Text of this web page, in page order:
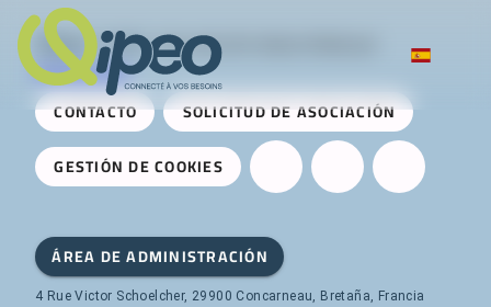
Qipeo © 2025 -Una solución desarrollada por
AireServices
CONTACTO
SOLICITUD DE ASOCIACIÓN
GESTIÓN DE COOKIES
ÁREA DE ADMINISTRACIÓN
4 Rue Victor Schoelcher, 29900 Concarneau, Bretaña, Francia